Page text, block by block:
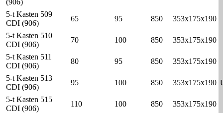
5-t Kasten 509
CDI (906)
65 95 850
353x175x190
5-t Kasten 510
CDI (906)
70 100 850
353x175x190
5-t Kasten 511
CDI (906)
80 95 850
353x175x190
5-t Kasten 513
CDI (906)
95 100 850
353x175x190
5-t Kasten 515
CDI (906)
110 100 850
353x175x190